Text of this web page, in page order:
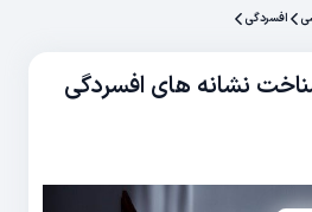
افسردگی
نشانه های افسردگی